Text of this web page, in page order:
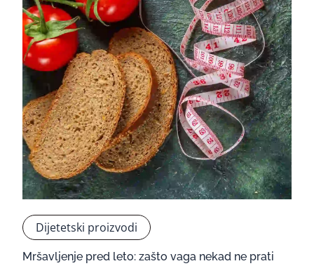
Dijetetski proizvodi
Mršavljenje pred leto: zašto vaga nekad ne prati